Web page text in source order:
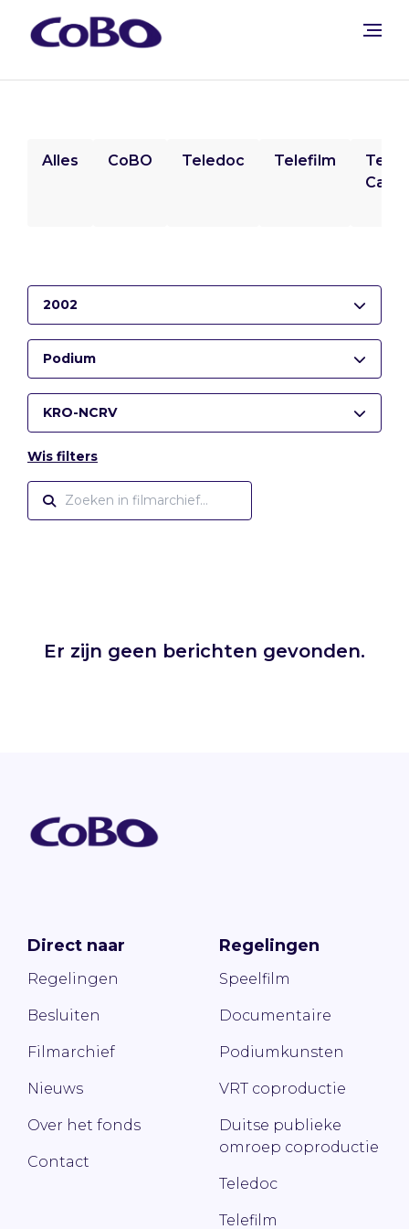
Alles CoBO Teledoc Telefilm
2002
Podium
KRO-NCRV
Wis filters
Er zijn geen berichten gevonden.
Direct naar
Regelingen
Besluiten
Filmarchief
Nieuws
Over het fonds
Contact
Regelingen
Speelfilm
Documentaire
Podiumkunsten
VRT coproductie
Duitse publieke
omroep coproductie
Teledoc
Telefilm